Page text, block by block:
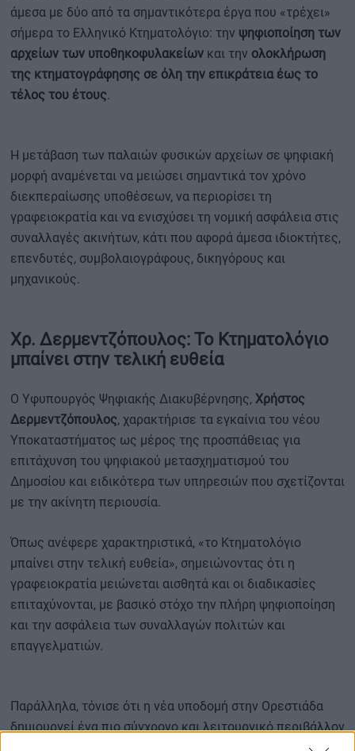
άμεσα με δύο από τα σημαντικότερα έργα που «τρέχει»
σήμερα το Ελληνικό Κτηματολόγιο: την ψηφιοποίηση των
αρχείων των υποθηκοφυλακείων και την ολοκλήρωση
της κτηματογράφησης σε όλη την επικράτεια έως το
τέλος του έτους.
Η μετάβαση των παλαιών φυσικών αρχείων σε ψηφιακή
μορφή αναμένεται να μειώσει σημαντικά τον χρόνο
διεκπεραίωσης υποθέσεων, να περιορίσει τη
γραφειοκρατία και να ενισχύσει τη νομική ασφάλεια στις
συναλλαγές ακινήτων, κάτι που αφορά άμεσα ιδιοκτήτες,
επενδυτές, συμβολαιογράφους, δικηγόρους και
μηχανικούς.
Χρ. Δερμεντζόπουλος: Το Κτηματολόγιο
μπαίνει στην τελική ευθεία
Ο Υφυπουργός Ψηφιακής Διακυβέρνησης, Χρήστος
Δερμεντζόπουλος, χαρακτήρισε τα εγκαίνια του νέου
Υποκαταστήματος ως μέρος της προσπάθειας για
επιτάχυνση του ψηφιακού μετασχηματισμού του
Δημοσίου και ειδικότερα των υπηρεσιών που σχετίζονται
με την ακίνητη περιουσία.
Όπως ανέφερε χαρακτηριστικά, «το Κτηματολόγιο
μπαίνει στην τελική ευθεία», σημειώνοντας ότι η
γραφειοκρατία μειώνεται αισθητά και οι διαδικασίες
επιταχύνονται, με βασικό στόχο την πλήρη ψηφιοποίηση
και την ασφάλεια των συναλλαγών πολιτών και
επαγγελματιών.
Παράλληλα, τόνισε ότι η νέα υποδομή στην Ορεστιάδα
δημιουργεί ένα πιο σύγχρονο και λειτουργικό περιβάλλον